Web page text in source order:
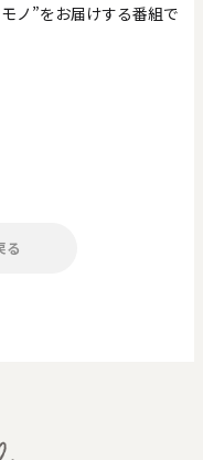
ノ”をお届けする番組で
る